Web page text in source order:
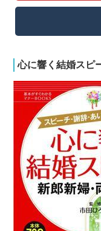
心に響く結婚スピ